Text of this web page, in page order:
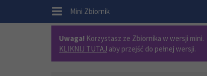
. Mini Zbiornik
Uwaga! Korzystasz ze Zbiornika w wersji mini.
KLIKNIJ TUTAJ aby przejść do pełnej wersji.